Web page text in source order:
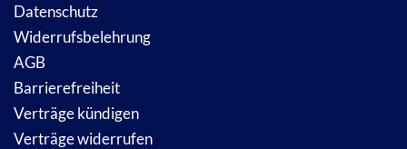
Datenschutz
Widerrufsbelehrung
AGB
Barrierefreiheit
Verträge kündigen
Verträge widerrufen